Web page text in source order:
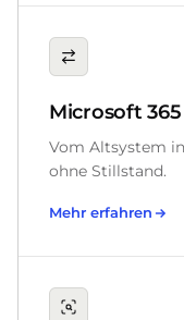
Microsoft 365
Vom Altsystem
ohne Stillstand.
Mehr erfahren